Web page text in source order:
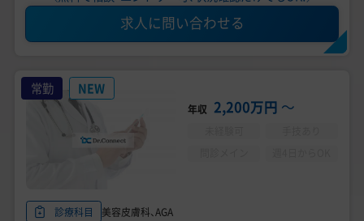
求人に問い合わせる
常勤 NEW
年収 2,200万円 〜
診療科目
美容皮膚科、AGA